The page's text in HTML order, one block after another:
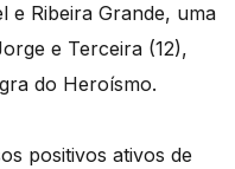
e Ribeira Grande, uma
e Terceira (12),
do Heroísmo.
positivos ativos de